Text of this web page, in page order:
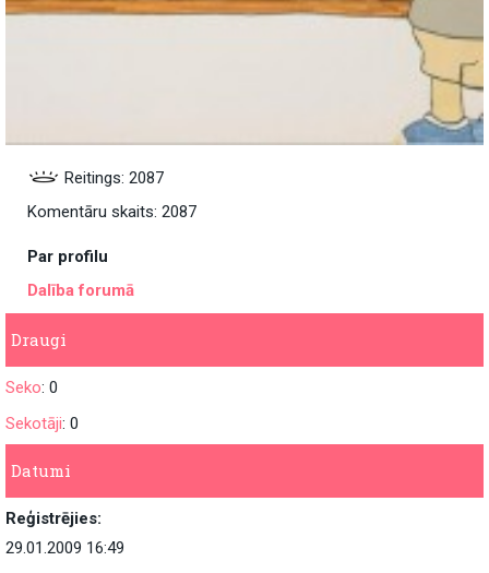
Reitings: 2087
Komentāru skaits: 2087
Par profilu
Dalība forumā
Draugi
Seko: 0
Sekotāji: 0
Datumi
Reģistrējies:
29.01.2009 16:49